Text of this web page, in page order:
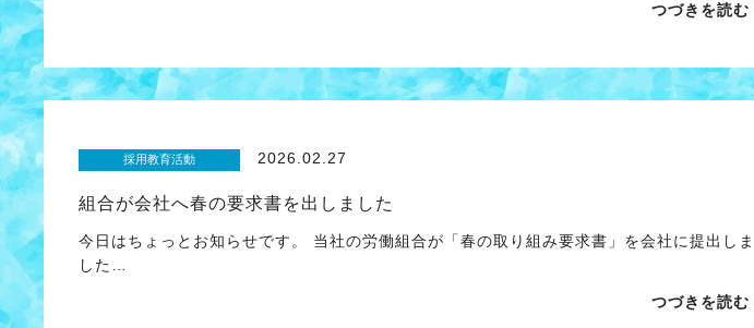
つづきを読む
採用教育活動 2026.02.27
組合が会社へ春の要求書を出しました
今日はちょっとお知らせです。 当社の労働組合が「春の取り組み要求書」を会社に提出しま
した…
つづきを読む